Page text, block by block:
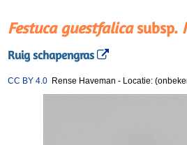
Festuca guestfalicasubsp.
Ruig schapengras
CC BY 4.0 Rense Haveman - Locatie: